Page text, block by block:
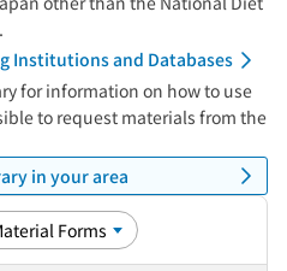
Institutions and Databases
for information on how to use
to request materials from the
in your area